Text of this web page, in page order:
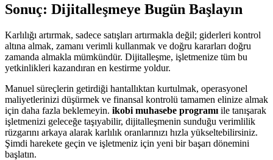
Sonuç: Dijitalleşmeye Bugün Başlayın
Karlılığı artırmak, sadece satışları artırmakla değil; giderleri kontrol
altına almak, zamanı verimli kullanmak ve doğru kararları doğru
zamanda almakla mümkündür. Dijitalleşme, işletmenize tüm bu
yetkinlikleri kazandıran en kestirme yoldur.
Manuel süreçlerin getirdiği hantallıktan kurtulmak, operasyonel
maliyetlerinizi düşürmek ve finansal kontrolü tamamen elinize almak
için daha fazla beklemeyin. ikobi muhasebe programı ile tanışarak
işletmenizi geleceğe taşıyabilir, dijitalleşmenin sunduğu verimlilik
rüzgarını arkaya alarak karlılık oranlarınızı hızla yükseltebilirsiniz.
Şimdi harekete geçin ve işletmeniz için yeni bir başarı dönemini
başlatın.